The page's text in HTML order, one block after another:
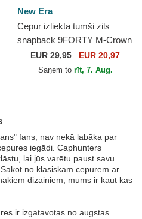
New Era
Cepur izliekta tumši zils
snapback 9FORTY M-Crown
Team no Houston Texans
NFL no New Era
EUR 29,95 EUR 20,97
Saņem to rīt, 7. Aug.
fans, nav nekā labāka par
iegādi. Caphunters
lai jūs varētu paust savu
no klasiskām cepurēm ar
dizainiem, mums ir kaut kas
ir izgatavotas no augstas